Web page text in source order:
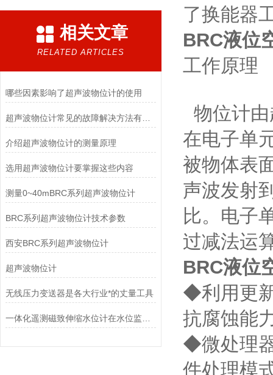
相关文章
RELATED ARTICLES
哪些因素影响了超声波物位计的使用
超声波物位计常见的故障解决方法有哪些？
介绍超声波物位计的测量原理
选用超声波物位计要掌握这些内容
测量0~40mBRC系列超声波物位计
BRC系列超声波物位计技术参数
西安BRC系列超声波物位计
超声波物位计
无线压力变送器是各大行业*的丈量工具
了换能器
BRC液位
工作原理
物位计
在电子单
被物体表
声波发射
比。电子
过减法运
BRC液位
◆利用更
抗腐蚀能
◆微处理
件处理模